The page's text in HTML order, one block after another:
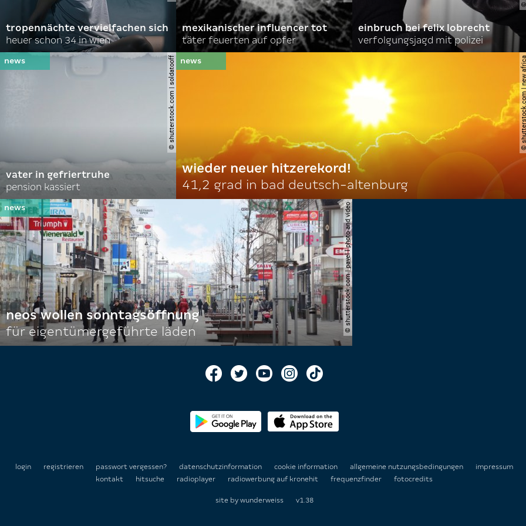
tropennächte vervielfachen sich
heuer schon 34 in wien
mexikanischer influencer tot
täter feuerten auf opfer
einbruch bei felix lobrecht
verfolgungsjagd mit polizei
© shutterstock.com | soldatooff
vater in gefriertruhe
pension kassiert
©
wieder neuer hitzerekord!
41,2 grad in bad deutsch-altenburg
© shutterstock.com | pavel l photo and video
neos wollen sonntagsöffnung
für eigentümergeführte läden
login registrieren passwort vergessen? datenschutzinformation cookie information allgemeine nutzungsbedingungen
impressum
kontakt
hitsuche radioplayer radiowerbung auf kronehit frequenzfinder fotocredits
site by wunderweiss v1.38